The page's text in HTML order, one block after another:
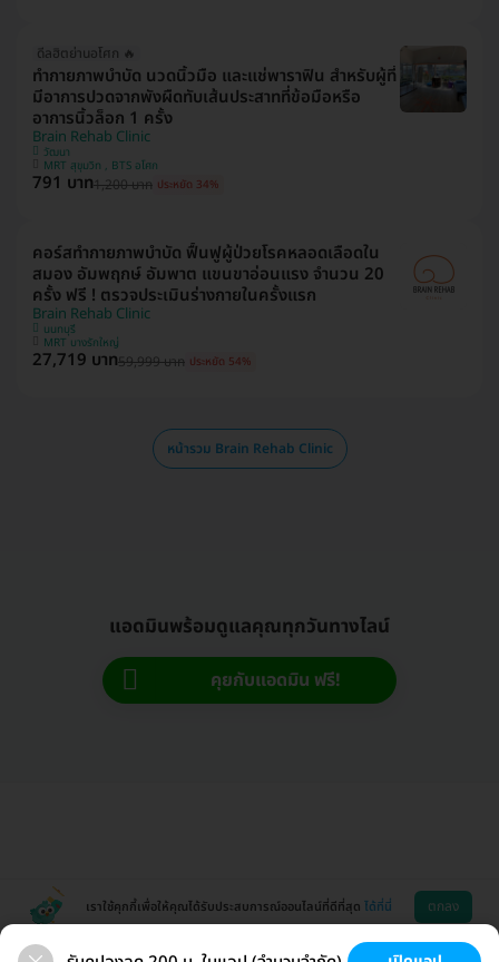
ดีลฮิตย่านอโศก 🔥
ทำกายภาพบำบัด นวดนิ้วมือ และแช่พาราฟิน สำหรับผู้ที่
มีอาการปวดจากพังผืดทับเส้นประสาทที่ข้อมือหรือ
อาการนิ้วล็อก 1 ครั้ง
Brain Rehab Clinic
วัฒนา
MRT สุขุมวิท , BTS อโศก
791 บาท1,200 บาท ประหยัด 34%
คอร์สทำกายภาพบำบัด ฟื้นฟูผู้ป่วยโรคหลอดเลือดใน
สมอง อัมพฤกษ์ อัมพาต แขนขาอ่อนแรง จำนวน 20
ครั้ง ฟรี ! ตรวจประเมินร่างกายในครั้งแรก
Brain Rehab Clinic
นนทบุรี
MRT บางรักใหญ่
27,719 บาท59,999 บาท ประหยัด 54%
หน้ารวม Brain Rehab Clinic
แอดมินพร้อมดูแลคุณทุกวันทางไลน์
คุยกับแอดมิน ฟรี!
เราใช้คุกกี้เพื่อให้คุณได้รับประสบการณ์ออนไลน์ที่ดีที่สุด ได้ที่นี่ ตกลง